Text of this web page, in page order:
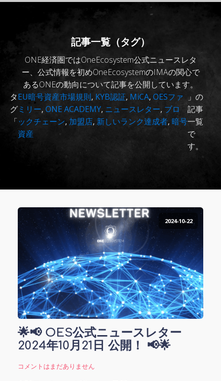
記事一覧（タグ）
ONE経済圏ではOneEcosystem公式ニュースレタ
ー、公式情報を初めOneEcosystemのIMAの関心で
あるONEの動向について記事を公開しています。
タ
グ
「
EU暗号資産市場規則, KYB認証, MiCA, OESファ
ミリー, ONE ACADEMY, ニュースレター, ブロ
ックチェーン, 加盟店, 新しいランク達成者, 暗号
資産
」の
記事
一覧
で
す。
2024-10-22
🌟📢 OES公式ニュースレター
2024年10月21日 公開！ 📢🌟
コメントはまだありません